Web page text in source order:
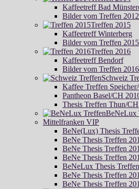
Kaffeetreff Bad
Bilder vom Treffen 2012
Treffen 2015
Kaffeetreff Winterberg
Bilder vom Treffen 2015
Treffen 2016
Kaffeetreff Bendorf
Bilder vom Treffen 2016
Schweiz
Kaffee Treffen
Pantheon Basel/CH
Thesis Treffen Thun/CH
BeNeLux
Mittelfranken VIP
BeNe(Lux) Thesis
BeNe Thesis Treffen
BeNe Thesis Treffen
BeNe Thesis Treffen
BeNeLux Thesis
BeNe Thesis Treffen
BeNe Thesis Treffen